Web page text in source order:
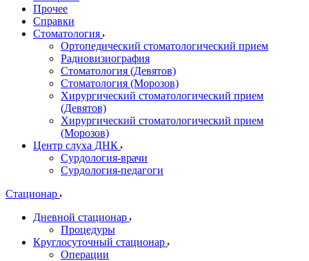
Прочее
Справки
Стоматология
Ортопедический стоматологический прием
Радиовизиография
Стоматология (Девятов)
Стоматология (Морозов)
Хирургический стоматологический прием
(Девятов)
Хирургический стоматологический прием
(Морозов)
Центр слуха ДНК
Сурдология-врачи
Сурдология-педагоги
Стационар
Дневной стационар
Процедуры
Круглосуточный стационар
Операции